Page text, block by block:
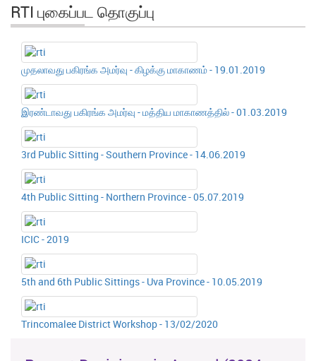
RTI புகைப்பட தொகுப்பு
முதலாவது பகிரங்க அமர்வு - கிழக்கு மாகாணம் - 19.01.2019
இரண்டாவது பகிரங்க அமர்வு - மத்திய மாகாணத்தில் - 01.03.2019
3rd Public Sitting - Southern Province - 14.06.2019
4th Public Sitting - Northern Province - 05.07.2019
ICIC - 2019
5th and 6th Public Sittings - Uva Province - 10.05.2019
Trincomalee District Workshop - 13/02/2020